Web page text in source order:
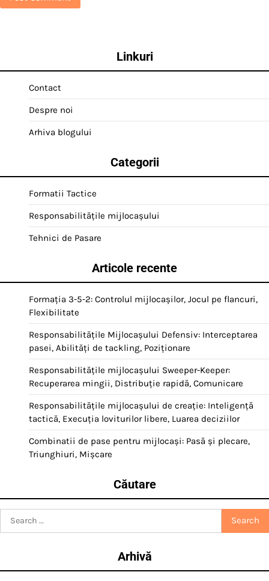
Linkuri
Contact
Despre noi
Arhiva blogului
Categorii
Formatii Tactice
Responsabilitățile mijlocașului
Tehnici de Pasare
Articole recente
Formația 3-5-2: Controlul mijlocașilor, Jocul pe flancuri,
Flexibilitate
Responsabilitățile Mijlocașului Defensiv: Interceptarea
pasei, Abilități de tackling, Poziționare
Responsabilitățile mijlocașului Sweeper-Keeper:
Recuperarea mingii, Distribuție rapidă, Comunicare
Responsabilitățile mijlocașului de creație: Inteligență
tactică, Execuția loviturilor libere, Luarea deciziilor
Combinatii de pase pentru mijlocași: Pasă și plecare,
Triunghiuri, Mișcare
Căutare
Arhivă